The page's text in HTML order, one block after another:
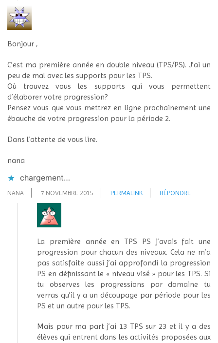
Bonjour ,
C’est ma première année en double niveau (TPS/PS). J’ai un
peu de mal avec les supports pour les TPS.
Où trouvez vous les supports qui vous permettent
d’élaborer votre progression?
Pensez vous que vous mettrez en ligne prochainement une
ébauche de votre progression pour la période 2.
Dans l’attente de vous lire.
nana
chargement…
NANA 7 NOVEMBRE 2015 PERMALINK RÉPONDRE
La première année en TPS PS j’avais fait une
progression pour chacun des niveaux. Cela ne m’a
pas satisfaite aussi j’ai approfondi la progression
PS en définissant le « niveau visé » pour les TPS. Si
tu observes les progressions par domaine tu
verras qu’il y a un découpage par période pour les
PS et un autre pour les TPS.
Mais pour ma part j’ai 13 TPS sur 23 et il y a des
élèves qui entrent dans les activités proposées aux